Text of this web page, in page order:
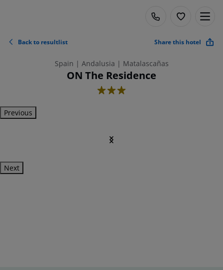
Back to resultlist Share this hotel
Spain | Andalusia | Matalascañas
ON The Residence
3
Previous
Next